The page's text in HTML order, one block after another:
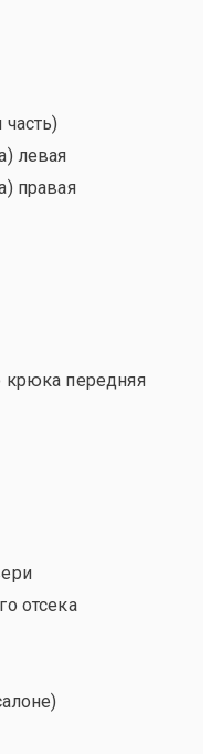
левая
правая
крюка передняя
отсека